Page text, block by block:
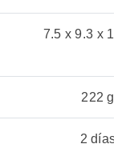
7.5 x 9.3 x
222 g
2 días